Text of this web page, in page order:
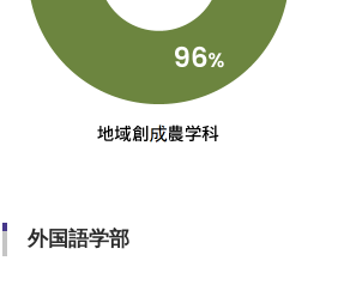
外国語学部